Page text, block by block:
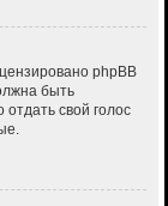
phpBB
быть
отдать свой голос